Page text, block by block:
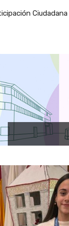
Ciudadana